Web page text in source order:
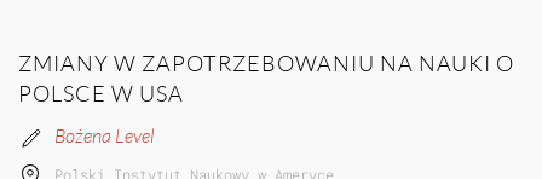
ZMIANY W ZAPOTRZEBOWANIU NA NAUKI O
POLSCE W USA
Bożena Level
Polski Instytut Naukowy w Ameryce